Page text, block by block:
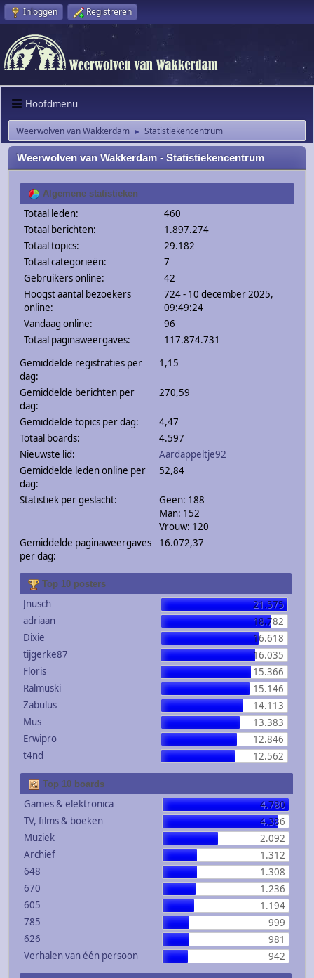
Inloggen Registreren
Hoofdmenu
Weerwolven van Wakkerdam ► Statistiekencentrum
Weerwolven van Wakkerdam - Statistiekencentrum
Algemene statistieken
Totaal leden:
460
Totaal berichten:
1.897.274
Totaal topics:
29.182
Totaal categorieën:
7
Gebruikers online:
42
Hoogst aantal bezoekers
online:
724 - 10 december 2025,
09:49:24
Vandaag online:
96
Totaal paginaweergaves:
117.874.731
Gemiddelde registraties per
dag:
1,15
Gemiddelde berichten per
dag:
270,59
Gemiddelde topics per dag:
4,47
Totaal boards:
4.597
Nieuwste lid:
Aardappeltje92
Gemiddelde leden online per
dag:
52,84
Statistiek per geslacht:
Geen: 188
Man: 152
Vrouw: 120
Gemiddelde paginaweergaves
per dag:
16.072,37
Top 10 posters
Jnusch
21.575
adriaan
18.782
Dixie
16.618
tijgerke87
16.035
Floris
15.366
Ralmuski
15.146
Zabulus
14.113
Mus
13.383
Erwipro
12.846
t4nd
12.562
Top 10 boards
Games & elektronica
4.780
TV, films & boeken
4.386
Muziek
2.092
Archief
1.312
648
1.308
670
1.236
605
1.194
785
999
626
981
Verhalen van één persoon
942